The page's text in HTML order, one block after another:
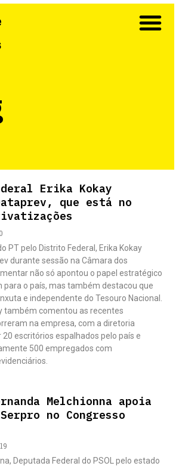
Erika Kokay
que está no
PT pelo Distrito Federal, Erika Kokay
durante sessão na Câmara dos
não só apontou o papel estratégico
para o país, mas também destacou que
e independente do Tesouro Nacional.
também comentou as recentes
na empresa, com a diretoria
escritórios espalhados pelo país e
500 empregados com
Melchionna apoia
no Congresso
Deputada Federal do PSOL pelo estado